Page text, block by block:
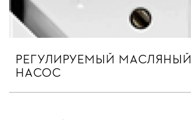
РЕГУЛИРУЕМЫЙ МАСЛЯНЫЙ
НАСОС